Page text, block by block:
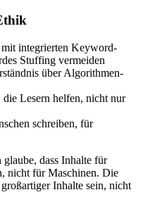
integrierten Keyword-
Stuffing vermeiden
über Algorithmen-
die Lesern helfen, nicht nur
schreiben, für
dass Inhalte für
nicht für Maschinen. Die
Inhalte sein, nicht